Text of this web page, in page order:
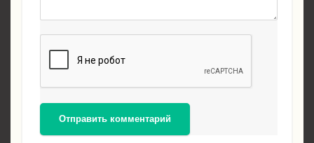
Отправить комментарий